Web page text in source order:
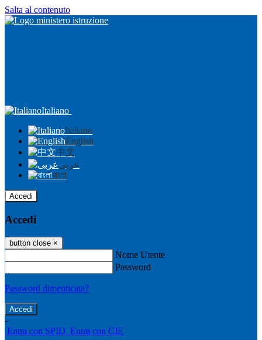
Salta al contenuto
Italiano
Italiano
English
中文
عربى
বাংলা
Accedi
Accedi
button close ×
Nome Utente
Password
Password dimenticata?
-
Entra con SPID Entra con CIE